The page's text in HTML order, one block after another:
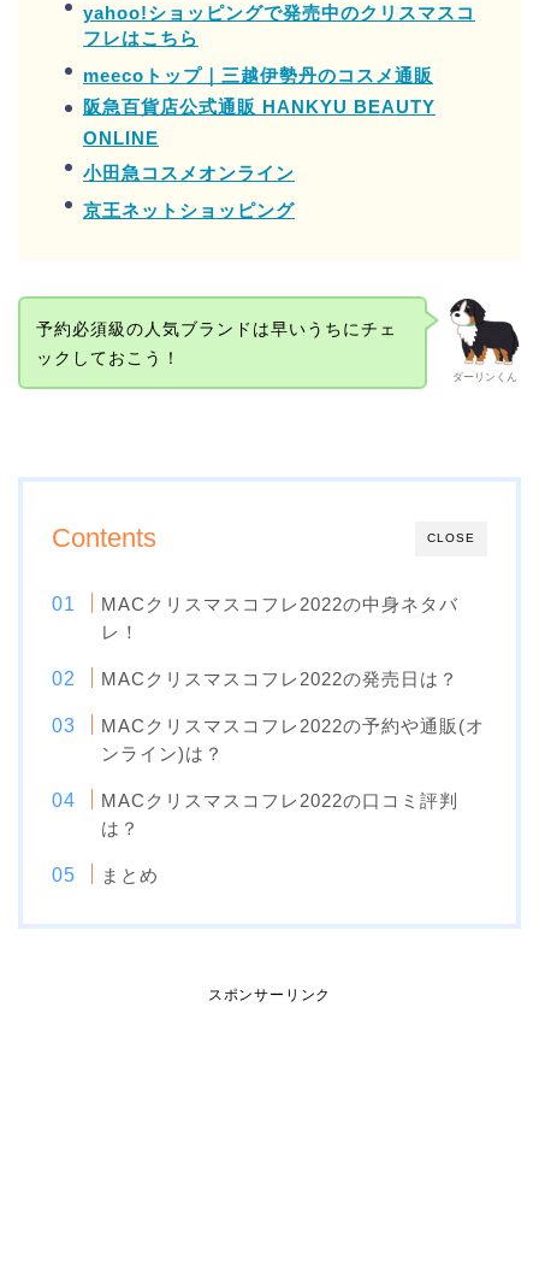
yahoo!ショッピングで発売中のクリスマスコ
フレはこちら
meecoトップ｜三越伊勢丹のコスメ通販
阪急百貨店公式通販 HANKYU BEAUTY
ONLINE
小田急コスメオンライン
京王ネットショッピング
ダーリンくん
予約必須級の人気ブランドは早いうちにチェ
ックしておこう！
CLOSE
Contents
MACクリスマスコフレ2022の中身ネタバ
レ！
MACクリスマスコフレ2022の発売日は？
MACクリスマスコフレ2022の予約や通販(オ
ンライン)は？
MACクリスマスコフレ2022の口コミ評判
は？
まとめ
スポンサーリンク